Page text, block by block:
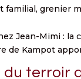
familial, grenier
Jean-Mimi : la
de Kampot
terroir